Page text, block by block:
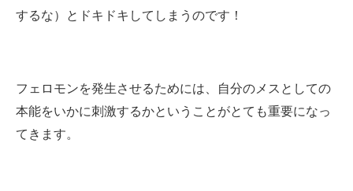
するな）とドキドキしてしまうのです！
フェロモンを発生させるためには、自分のメスとしての
本能をいかに刺激するかということがとても重要になっ
てきます。